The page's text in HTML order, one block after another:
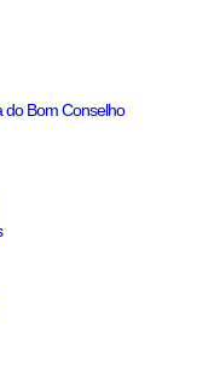
do Bom Conselho